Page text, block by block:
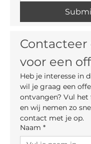
Contacteer
voor een
Heb je interesse in
wil je graag een
ontvangen? Vul
en wij nemen zo
contact met je op.
Naam *